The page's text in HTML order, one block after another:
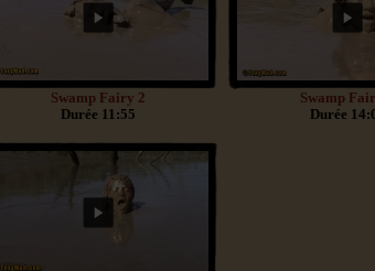
Swamp Fairy 2
Durée 11:55
Swamp
Durée